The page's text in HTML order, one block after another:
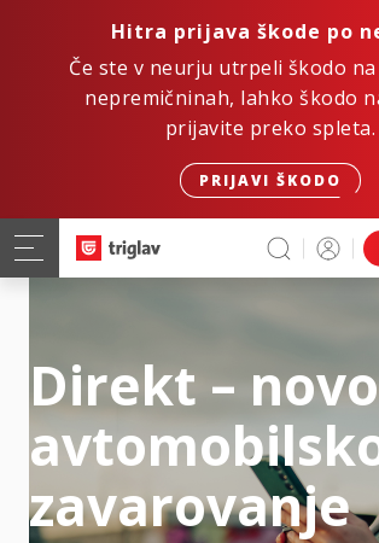
Hitra prijava škode po
Če ste v neurju utrpeli škodo
nepremičninah, lahko škodo
prijavite preko spleta.
PRIJAVI ŠKODO
Direkt – novo
zavarovanje